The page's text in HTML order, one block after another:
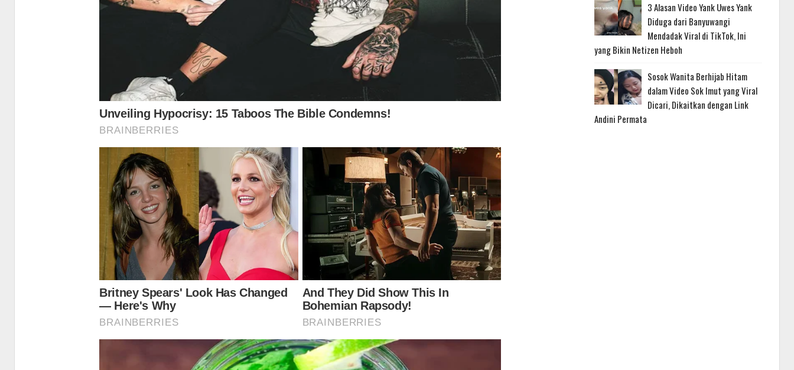
3 Alasan Video Yank Uwes Yank
Diduga dari Banyuwangi
Mendadak Viral di TikTok, Ini
yang Bikin Netizen Heboh
Sosok Wanita Berhijab Hitam
dalam Video Sok Imut yang Viral
Dicari, Dikaitkan dengan Link
Andini Permata